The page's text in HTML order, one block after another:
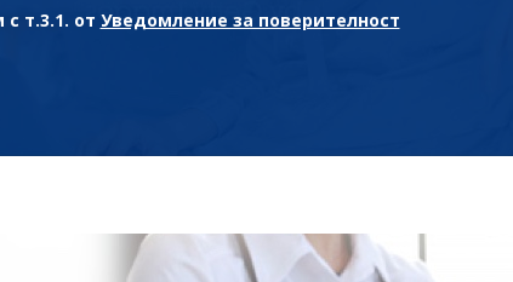
т.3.1. от Уведомление за поверителност